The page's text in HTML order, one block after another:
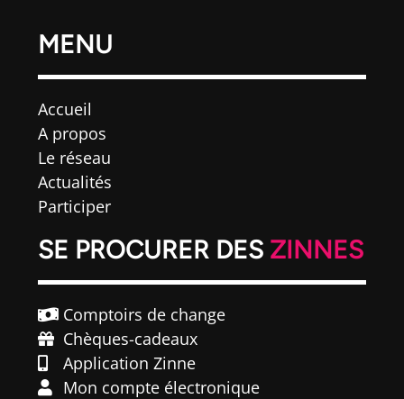
MENU
Accueil
A propos
Le réseau
Actualités
Participer
SE PROCURER DES ZINNES
Comptoirs de change
Chèques-cadeaux
Application Zinne
Mon compte électronique